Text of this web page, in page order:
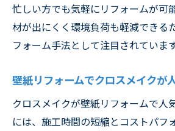
忙しい方でも気軽にリフォームが可
材が出にくく環境負荷も軽減できる
フォーム手法として注目されています
壁紙リフォームでクロスメイクが
クロスメイクが壁紙リフォームで人
には、施工時間の短縮とコストパフ